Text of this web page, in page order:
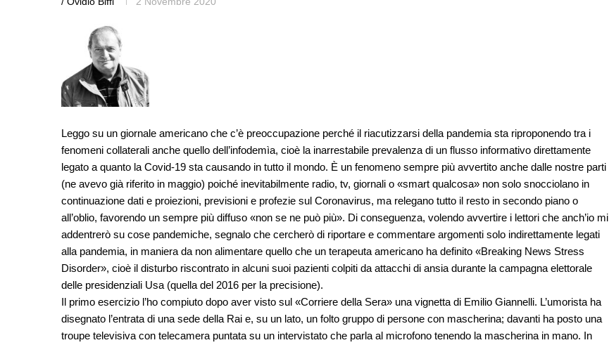
Leggo su un giornale americano che c’è preoccupazione perché il riacutizzarsi della pandemia sta riproponendo tra i
fenomeni collaterali anche quello dell’infodemìa, cioè la inarrestabile prevalenza di un flusso informativo direttamente
legato a quanto la Covid-19 sta causando in tutto il mondo. È un fenomeno sempre più avvertito anche dalle nostre parti
(ne avevo già riferito in maggio) poiché inevitabilmente radio, tv, giornali o «smart qualcosa» non solo snocciolano in
continuazione dati e proiezioni, previsioni e profezie sul Coronavirus, ma relegano tutto il resto in secondo piano o
all’oblio, favorendo un sempre più diffuso «non se ne può più». Di conseguenza, volendo avvertire i lettori che anch’io mi
addentrerò su cose pandemiche, segnalo che cercherò di riportare e commentare argomenti solo indirettamente legati
alla pandemia, in maniera da non alimentare quello che un terapeuta americano ha definito «Breaking News Stress
Disorder», cioè il disturbo riscontrato in alcuni suoi pazienti colpiti da attacchi di ansia durante la campagna elettorale
delle presidenziali Usa (quella del 2016 per la precisione).
Il primo esercizio l’ho compiuto dopo aver visto sul «Corriere della Sera» una vignetta di Emilio Giannelli. L’umorista ha
disegnato l’entrata di una sede della Rai e, su un lato, un folto gruppo di persone con mascherina; davanti ha posto una
troupe televisiva con telecamera puntata su un intervistato che parla al microfono tenendo la mascherina in mano. In